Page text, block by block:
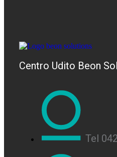
Centro Udito Beon
Tel